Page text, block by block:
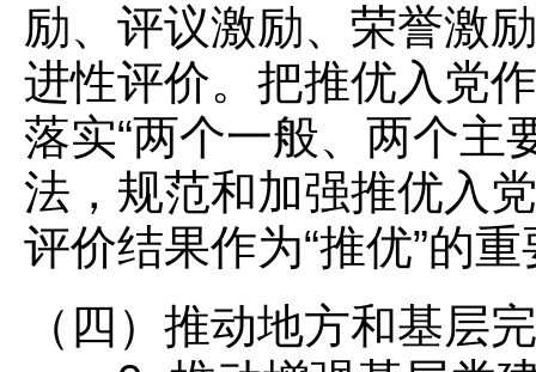
励、评议激励、荣誉激
进性评价。把推优入党
落实“两个一般、两个主
法，规范和加强推优入
评价结果作为“推优”的
（四）推动地方和基层